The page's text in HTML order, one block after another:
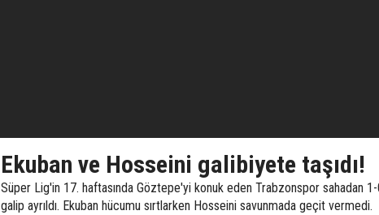
Ekuban ve Hosseini galibiyete taşıdı!
Süper Lig'in 17. haftasında Göztepe'yi konuk eden Trabzonspor sahadan
galip ayrıldı. Ekuban hücumu sırtlarken Hosseini savunmada geçit vermedi.